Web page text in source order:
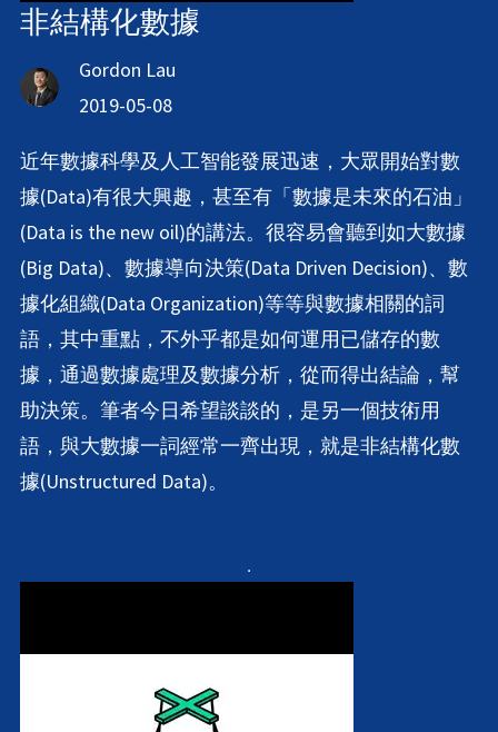
非結構化數據
Gordon Lau
2019-05-08
近年數據科學及人工智能發展迅速，大眾開始對數
據(Data)有很大興趣，甚至有「數據是未來的石油」
(Data is the new oil)的講法。很容易會聽到如大數據
(Big Data)、數據導向決策(Data Driven Decision)、數
據化組織(Data Organization)等等與數據相關的詞
語，其中重點，不外乎都是如何運用已儲存的數
據，通過數據處理及數據分析，從而得出結論，幫
助決策。筆者今日希望談談的，是另一個技術用
語，與大數據一詞經常一齊出現，就是非結構化數
據(Unstructured Data)。